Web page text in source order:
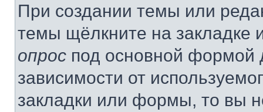
При создании темы или
темы щёлкните на
опрос под основной формой
зависимости от
закладки или формы, то вы